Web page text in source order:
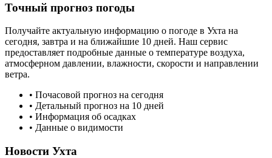
Точный прогноз погоды
Получайте актуальную информацию о погоде в Ухта на
сегодня, завтра и на ближайшие 10 дней. Наш сервис
предоставляет подробные данные о температуре воздуха,
атмосферном давлении, влажности, скорости и направлении
ветра.
• Почасовой прогноз на сегодня
• Детальный прогноз на 10 дней
• Информация об осадках
• Данные о видимости
Новости Ухта